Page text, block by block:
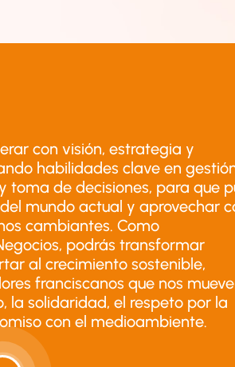
con visión, estrategia y
habilidades clave en
toma de decisiones, para que
mundo actual y aprovechar
cambiantes. Como
podrás transformar
al crecimiento sostenible,
franciscanos que nos
la solidaridad, el respeto por la
con el medioambiente.